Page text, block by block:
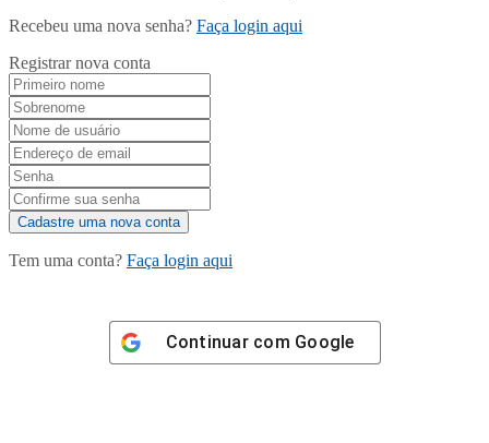
Recebeu uma nova senha? Faça login aqui
Registrar nova conta
Tem uma conta? Faça login aqui
Continuar com Google